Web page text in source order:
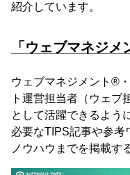
紹介しています。
「ウェブマネジ
ウェブマネジメント®
ト運営担当者（ウェブ
として活躍できるよう
必要なTIPS記事や参考
ノウハウまでを掲載す